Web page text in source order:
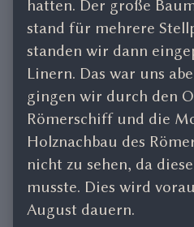
hatten. Der große
stand für mehrere
standen wir dann
Linern. Das war uns
gingen wir durch den
Römerschiff und die
Holznachbau des
nicht zu sehen, da
musste. Dies wird
August dauern.